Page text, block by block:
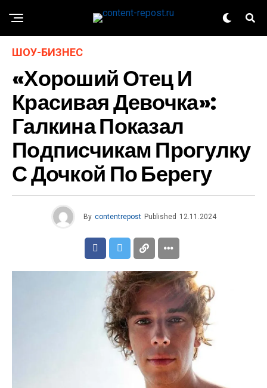
ШОУ-БИЗНЕС
«Хороший Отец И
Красивая Девочка»:
Галкина Показал
Подписчикам Прогулку
С Дочкой По Берегу
By contentrepost Published 12.11.2024